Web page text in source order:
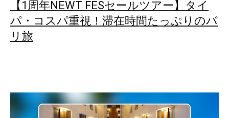
【1周年NEWT FESセールツアー】タイ
パ・コスパ重視！滞在時間たっぷりのバ
リ旅